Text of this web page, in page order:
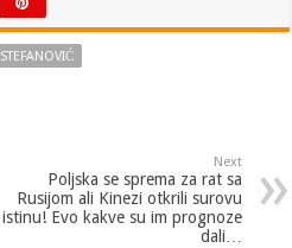
STEFANOVIĆ
Next
Poljska se sprema za rat sa
Rusijom ali Kinezi otkrili surovu
istinu! Evo kakve su im prognoze
dali…